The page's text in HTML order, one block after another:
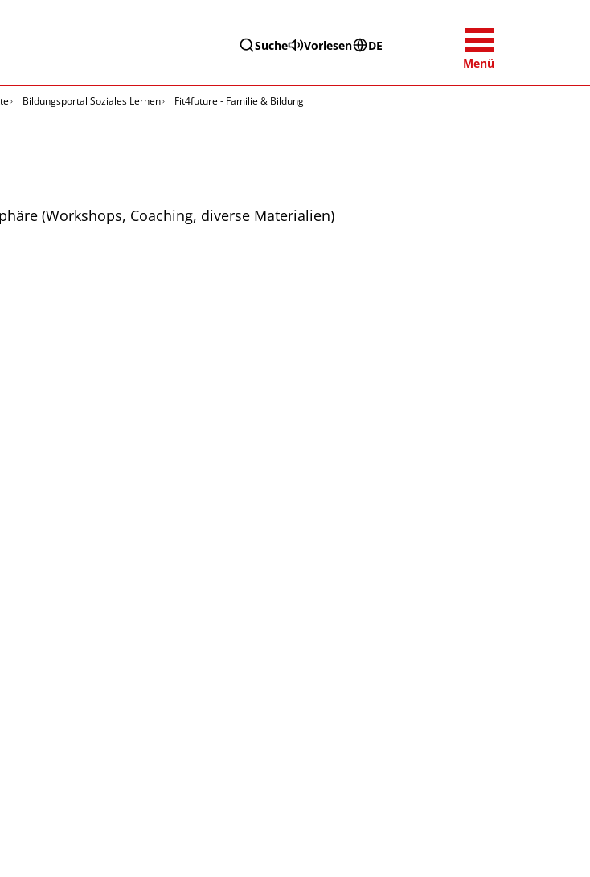
Suche Vorlesen
DE
Menü
Bildungsportal Soziales Lernen Fit4future - Familie & Bildung
(Workshops, Coaching, diverse Materialien)